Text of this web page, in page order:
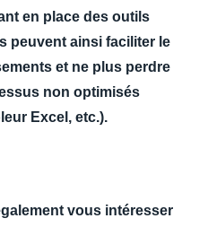
en place des outils
peuvent ainsi faciliter le
et ne plus perdre
non optimisés
Excel, etc.).
vous intéresser